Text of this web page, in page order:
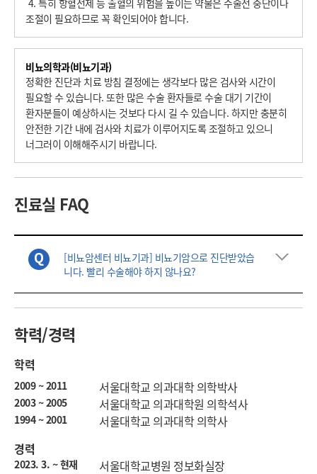
조절이 필요하므로 꼭 확인되어야 합니다.
비뇨의학과(비뇨기과)
정확한 진단과 치료 방침 결정에는 생각보다 많은 검사와 시간이
필요할 수 있습니다. 또한 많은 수술 환자들로 수술 대기 기간이
환자분들이 예상하시는 것보다 다시 길 수 있습니다. 하지만 충분히
안전한 기간 내에 검사와 치료가 이루어지도록 조절하고 있으니
너그러이 이해해주시기 바랍니다.
진료실 FAQ
[비뇨암센터 비뇨기과] 비뇨기암으로 진단받았습
니다. 빨리 수술해야 하지 않나요?
학력/경력
학력
2009 ~ 2011 서울대학교 의과대학 의학박사
2003 ~ 2005 서울대학교 의과대학원 의학석사
1994 ~ 2001
서울대학교 의과대학 의학사
경력
2023. 3. ~ 현재 서울대학교병원 정보화실장